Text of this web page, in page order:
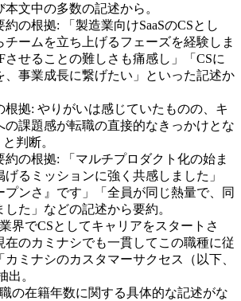
文中の多数の記述から。
約の根拠:
「製造業向けSaaSのCSとし
ームを立ち上げるフェーズを経験しま
させることの難しさも痛感し」「CSに
、事業成長に繋げたい」といった記述か
根拠: やりがいは感じていたものの、キ
の課題感が転職の直接的なきっかけとな
判断。
約の根拠:
「マルチプロダクト化の始ま
げるミッションに強く共感しました」
プンさ』です」「全員が同じ熱量で、同
た」などの記述から要約。
業界でCSとしてキャリアをスタートさ
在のカミナシでも一貫してこの職種に従
ミナシのカスタマーサクセス（以下、
出。
の在籍年数に関する具体的な記述がな